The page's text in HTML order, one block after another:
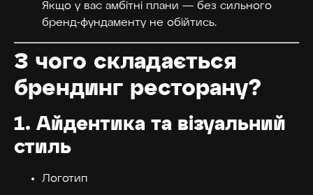
Якщо у вас амбітні плани — без сильного
бренд-фундаменту не обійтись.
З чого складається
брендинг ресторану?
1. Айдентика та візуальний
стиль
Логотип